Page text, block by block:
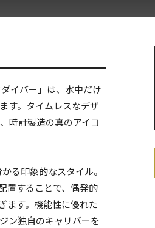
イバー」は、水中だけ
す。タイムレスなデザ
時計製造の真のアイコ
る印象的なスタイル。
置することで、偶発的
ます。機能性に優れた
ン独自のキャリバーを